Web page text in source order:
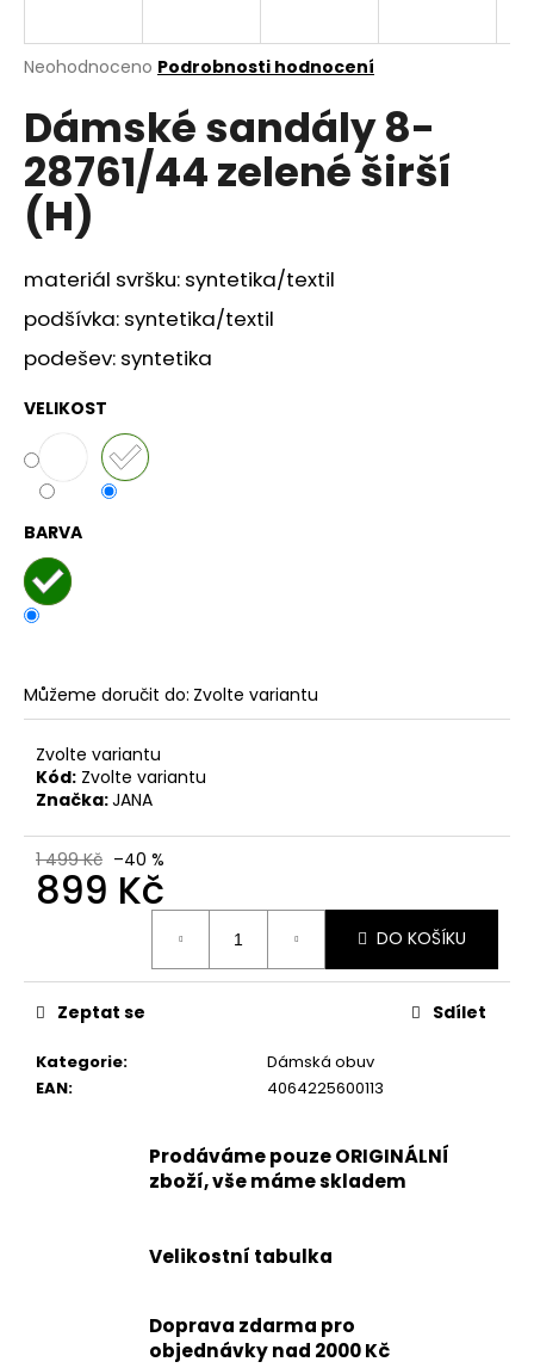
Průměrné
produktu
je
0,0
z
5
hvězdiček.
Neohodnoceno Podrobnosti hodnocení
Dámské sandály 8-
28761/44 zelené širší
(H)
materiál svršku: syntetika/textil
podšívka: syntetika/textil
podešev: syntetika
VELIKOST
BARVA
Můžeme doručit do: Zvolte variantu
Zvolte variantu
Kód: Zvolte variantu
Značka:JANA
1 499 Kč –40 %
899 Kč
DO KOŠÍKU
Kategorie:
Dámská obuv
EAN: 4064225600113
Zeptat se Sdílet
Prodáváme pouze ORIGINÁLNÍ
zboží, vše máme skladem
Velikostní tabulka
Doprava zdarma pro
objednávky nad 2000 Kč
j
t
?
HLEDAT
D
o
o
č
u
j
e
SANDÁLY
KEEN
NEWPORT
KOŽENÉ
099
799